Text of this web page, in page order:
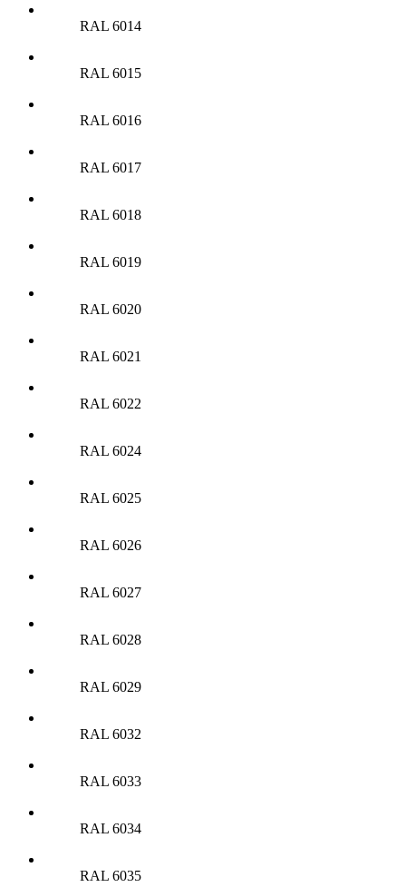
RAL 6014
RAL 6015
RAL 6016
RAL 6017
RAL 6018
RAL 6019
RAL 6020
RAL 6021
RAL 6022
RAL 6024
RAL 6025
RAL 6026
RAL 6027
RAL 6028
RAL 6029
RAL 6032
RAL 6033
RAL 6034
RAL 6035